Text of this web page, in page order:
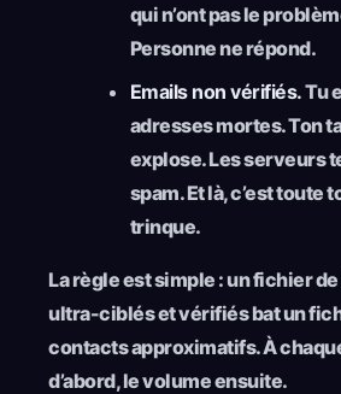
qui n’ont pas le
Personne ne répond.
Emails non vérifiés.Tu
adresses mortes. Ton
explose. Les serveurs
spam. Et là, c’est toute
trinque.
La règle est simple : un fichier
ultra-ciblés et vérifiés bat un
contacts approximatifs. À
d’abord, le volume ensuite.